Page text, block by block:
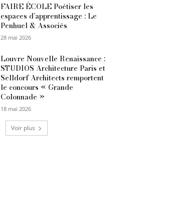
FAIRE ÉCOLE Poétiser les
espaces d’apprentissage : Le
Penhuel & Associés
28 mai 2026
Louvre Nouvelle Renaissance :
STUDIOS Architecture Paris et
Selldorf Architects remportent
le concours « Grande
Colonnade »
18 mai 2026
Voir plus